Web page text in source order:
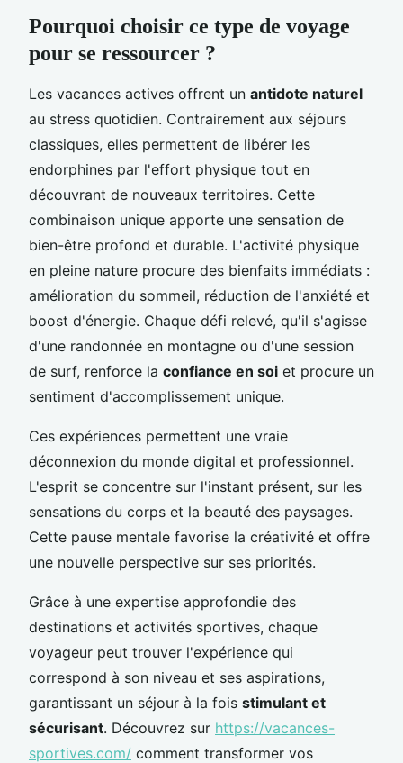
Pourquoi choisir ce type de voyage
pour se ressourcer ?
Les vacances actives offrent un antidote naturel
au stress quotidien. Contrairement aux séjours
classiques, elles permettent de libérer les
endorphines par l'effort physique tout en
découvrant de nouveaux territoires. Cette
combinaison unique apporte une sensation de
bien-être profond et durable. L'activité physique
en pleine nature procure des bienfaits immédiats :
amélioration du sommeil, réduction de l'anxiété et
boost d'énergie. Chaque défi relevé, qu'il s'agisse
d'une randonnée en montagne ou d'une session
de surf, renforce la confiance en soi et procure un
sentiment d'accomplissement unique.
Ces expériences permettent une vraie
déconnexion du monde digital et professionnel.
L'esprit se concentre sur l'instant présent, sur les
sensations du corps et la beauté des paysages.
Cette pause mentale favorise la créativité et offre
une nouvelle perspective sur ses priorités.
Grâce à une expertise approfondie des
destinations et activités sportives, chaque
voyageur peut trouver l'expérience qui
correspond à son niveau et ses aspirations,
garantissant un séjour à la fois stimulant et
sécurisant. Découvrez sur https://vacances-
sportives.com/ comment transformer vos